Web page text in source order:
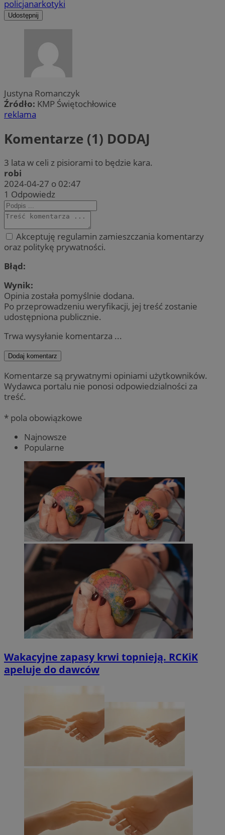
policjanarkotyki
Udostępnij
Justyna Romanczyk
Źródło: KMP Świętochłowice
reklama
Komentarze (1) DODAJ
3 lata w celi z pisiorami to będzie kara.
robi
2024-04-27 o 02:47
1 Odpowiedz
Akceptuję regulamin zamieszczania komentarzy
oraz politykę prywatności.
Błąd:
Wynik:
Opinia została pomyślnie dodana.
Po przeprowadzeniu weryfikacji, jej treść zostanie
udostępniona publicznie.
Trwa wysyłanie komentarza ...
Dodaj komentarz
Komentarze są prywatnymi opiniami użytkowników.
Wydawca portalu nie ponosi odpowiedzialności za
treść.
* pola obowiązkowe
Najnowsze
Popularne
Wakacyjne zapasy krwi topnieją. RCKiK
apeluje do dawców